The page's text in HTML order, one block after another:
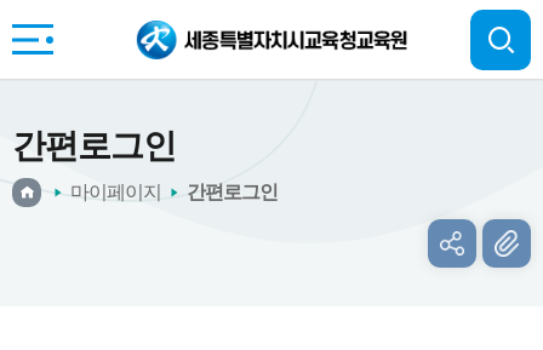
간편로그인
마이페이지 간편로그인